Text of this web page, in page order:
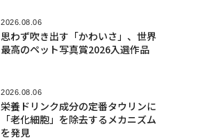
2026.08.06
思わず吹き出す「かわいさ」、世界
最高のペット写真賞2026入選作品
2026.08.06
栄養ドリンク成分の定番タウリンに
「老化細胞」を除去するメカニズム
を発見